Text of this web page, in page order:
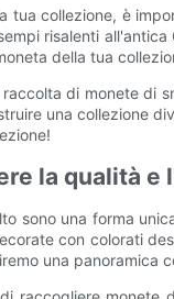
tua collezione, è
risalenti
della tua
raccolta di monete di
una collezione
la qualità
sono una forma
con colorati
una panoramica